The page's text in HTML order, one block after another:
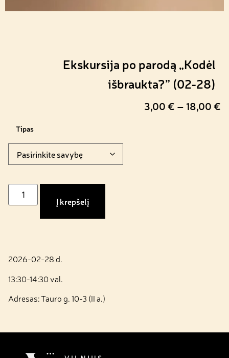
Ekskursija po parodą „Kodėl
išbraukta?” (02-28)
3,00€ – 18,00€
Tipas
Į krepšelį
2026-02-28 d.
13:30-14:30 val.
Adresas: Tauro g. 10-3 (II a.)